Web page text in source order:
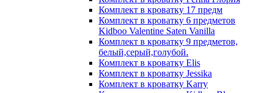
Комплект в кроватку 17 предм
Комплект в кроватку 6 предметов
Kidboo Valentine Saten Vanilla
Комплект в кроватку 9 предметов,
белый,серый,голубой.
Комплект в кроватку Elis
Комплект в кроватку Jessika
Комплект в кроватку Karry